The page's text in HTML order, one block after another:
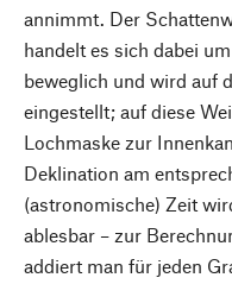
annimmt. Der
handelt es sich dabei
beweglich und wird auf
eingestellt; auf diese
Lochmaske zur
Deklination am
(astronomische) Zeit
ablesbar – zur
addiert man für jeden